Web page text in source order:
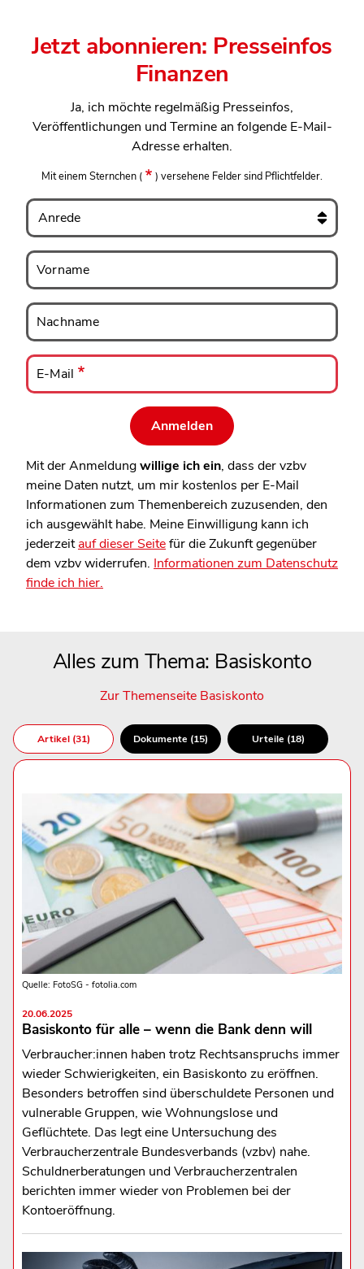
Jetzt abonnieren: Presseinfos
Finanzen
Ja, ich möchte regelmäßig Presseinfos,
Veröffentlichungen und Termine an folgende E-Mail-
Adresse erhalten.
Mit einem Sternchen ( ) versehene Felder sind Pflichtfelder.
Anrede
Vorname
Vorname
Nachname
Nachname
E-
Mail
E-Mail
Mit der Anmeldungwillige ich ein, dass der vzbv
meine Daten nutzt, um mir kostenlos per E-Mail
Informationen zum Themenbereich zuzusenden, den
ich ausgewählt habe. Meine Einwilligung kann ich
jederzeitauf dieser Seitefür die Zukunft gegenüber
dem vzbv widerrufen. Informationen zum Datenschutz
finde ich hier.
Alles zum Thema: Basiskonto
Zur Themenseite Basiskonto
Artikel (31) Dokumente (15) Urteile (18)
Quelle: FotoSG - fotolia.com
20.06.2025
Basiskonto für alle – wenn die Bank denn will
Verbraucher:innen haben trotz Rechtsanspruchs immer
wieder Schwierigkeiten, ein Basiskonto zu eröffnen.
Besonders betroffen sind überschuldete Personen und
vulnerable Gruppen, wie Wohnungslose und
Geflüchtete. Das legt eine Untersuchung des
Verbraucherzentrale Bundesverbands (vzbv) nahe.
Schuldnerberatungen und Verbraucherzentralen
berichten immer wieder von Problemen bei der
Kontoeröffnung.